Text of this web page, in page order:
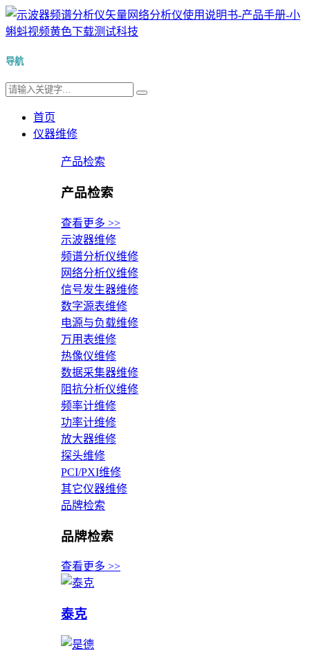
导航
首页
仪器维修
产品检索
产品检索
查看更多 >>
示波器维修
频谱分析仪维修
网络分析仪维修
信号发生器维修
数字源表维修
电源与负载维修
万用表维修
热像仪维修
数据采集器维修
阻抗分析仪维修
频率计维修
功率计维修
放大器维修
探头维修
PCI/PXI维修
其它仪器维修
品牌检索
品牌检索
查看更多 >>
泰克